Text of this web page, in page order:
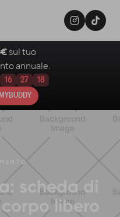
scheda di
libero
sul tuo
annuale.
16 27 17